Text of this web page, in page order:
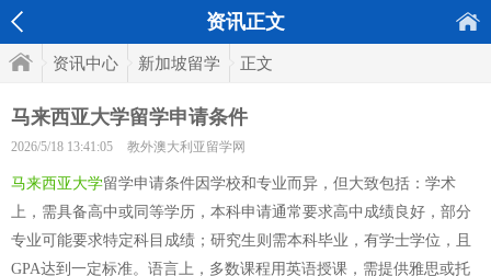
资讯正文
资讯中心 新加坡留学 正文
马来西亚大学留学申请条件
2026/5/18 13:41:05 教外澳大利亚留学网
马来西亚大学留学申请条件因学校和专业而异，但大致包括：学术
上，需具备高中或同等学历，本科申请通常要求高中成绩良好，部分
专业可能要求特定科目成绩；研究生则需本科毕业，有学士学位，且
GPA达到一定标准。语言上，多数课程用英语授课，需提供雅思或托